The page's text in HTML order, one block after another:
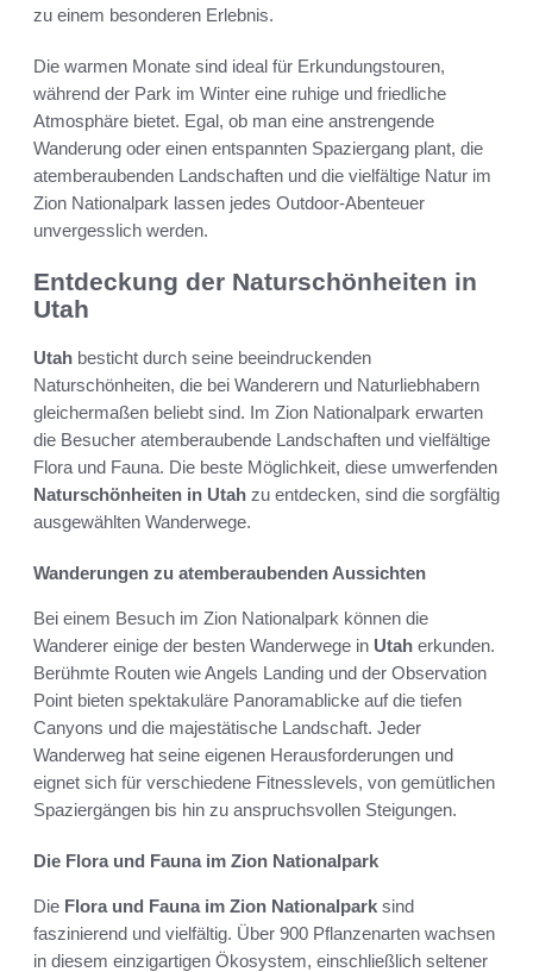
zu einem besonderen Erlebnis.
Die warmen Monate sind ideal für Erkundungstouren,
während der Park im Winter eine ruhige und friedliche
Atmosphäre bietet. Egal, ob man eine anstrengende
Wanderung oder einen entspannten Spaziergang plant, die
atemberaubenden Landschaften und die vielfältige Natur im
Zion Nationalpark lassen jedes Outdoor-Abenteuer
unvergesslich werden.
Entdeckung der Naturschönheiten in
Utah
Utah besticht durch seine beeindruckenden
Naturschönheiten, die bei Wanderern und Naturliebhabern
gleichermaßen beliebt sind. Im Zion Nationalpark erwarten
die Besucher atemberaubende Landschaften und vielfältige
Flora und Fauna. Die beste Möglichkeit, diese umwerfenden
Naturschönheiten in Utah zu entdecken, sind die sorgfältig
ausgewählten Wanderwege.
Wanderungen zu atemberaubenden Aussichten
Bei einem Besuch im Zion Nationalpark können die
Wanderer einige der besten Wanderwege in Utah erkunden.
Berühmte Routen wie Angels Landing und der Observation
Point bieten spektakuläre Panoramablicke auf die tiefen
Canyons und die majestätische Landschaft. Jeder
Wanderweg hat seine eigenen Herausforderungen und
eignet sich für verschiedene Fitnesslevels, von gemütlichen
Spaziergängen bis hin zu anspruchsvollen Steigungen.
Die Flora und Fauna im Zion Nationalpark
Die Flora und Fauna im Zion Nationalpark sind
faszinierend und vielfältig. Über 900 Pflanzenarten wachsen
in diesem einzigartigen Ökosystem, einschließlich seltener